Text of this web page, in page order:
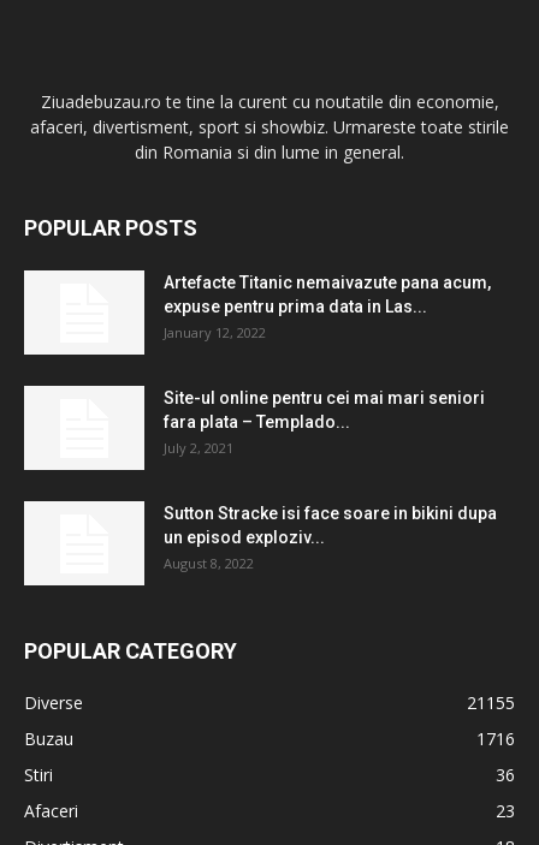
Ziuadebuzau.ro te tine la curent cu noutatile din economie,
afaceri, divertisment, sport si showbiz. Urmareste toate stirile
din Romania si din lume in general.
POPULAR POSTS
Artefacte Titanic nemaivazute pana acum,
expuse pentru prima data in Las...
January 12, 2022
Site-ul online pentru cei mai mari seniori
fara plata – Templado...
July 2, 2021
Sutton Stracke isi face soare in bikini dupa
un episod exploziv...
August 8, 2022
POPULAR CATEGORY
Diverse
21155
Buzau
1716
Stiri
36
Afaceri
23